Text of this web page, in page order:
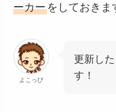
ーカーをしておきま
よこっぴ
更新し
す！